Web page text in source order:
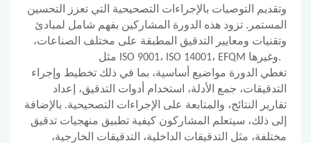
وتقديم التوصيات بالإجراءات التصحيحية التي تعزز التحسين
المستمر. تزود هذه الدورة المشاركين بفهم شامل لمبادئ
وتقنيات ومعايير التدقيق المطبقة على مختلف الصناعات،
مثل ISO 9001، ISO 14001، EFQM وغيرها.
تغطي الدورة مواضيع أساسية، بما في ذلك تخطيط وإجراء
التدقيقات، جمع الأدلة، استخدام أدوات التدقيق، إعداد
تقارير النتائج، والمتابعة على الإجراءات التصحيحية. بالإضافة
إلى ذلك، سيتعلم المشاركون كيفية تطبيق منهجيات تدقيق
مختلفة، مثل التدقيقات الداخلية، التدقيقات الخارجية،